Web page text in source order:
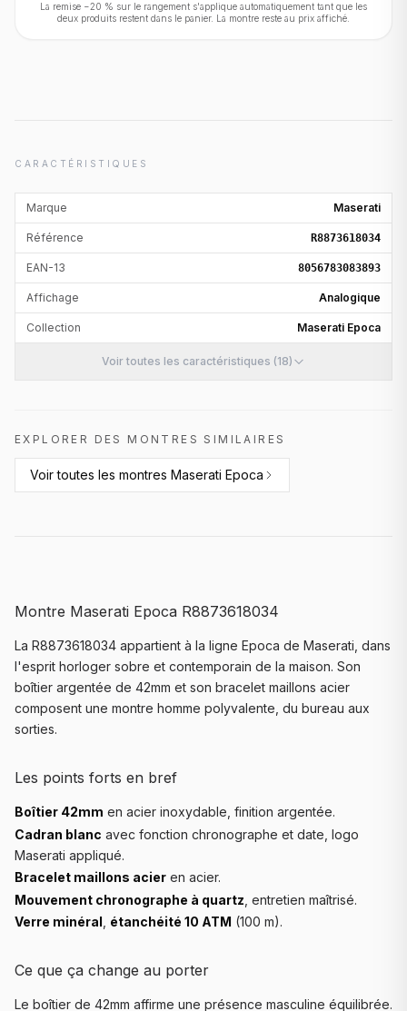
La remise −20 % sur le rangement s'applique automatiquement tant que les
deux produits restent dans le panier. La montre reste au prix affiché.
CARACTÉRISTIQUES
Marque Maserati
Référence R8873618034
EAN-13 8056783083893
Affichage Analogique
Collection Maserati Epoca
Voir toutes les caractéristiques (18)
EXPLORER DES MONTRES SIMILAIRES
Voir toutes les montres Maserati Epoca
Montre Maserati Epoca R8873618034
La R8873618034 appartient à la ligne Epoca de Maserati, dans
l'esprit horloger sobre et contemporain de la maison. Son
boîtier argentée de 42mm et son bracelet maillons acier
composent une montre homme polyvalente, du bureau aux
sorties.
Les points forts en bref
Boîtier 42mm en acier inoxydable, finition argentée.
Cadran blanc avec fonction chronographe et date, logo
Maserati appliqué.
Bracelet maillons acier en acier.
Mouvement chronographe à quartz , entretien maîtrisé.
Verre minéral étanchéité 10 ATM (100 m).
Ce que ça change au porter
Le boîtier de 42mm affirme une présence masculine équilibrée.